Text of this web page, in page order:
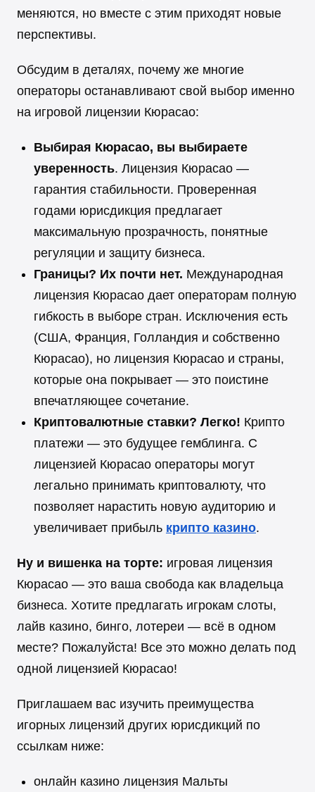
меняются, но вместе с этим приходят новые
перспективы.
Обсудим в деталях, почему же многие
операторы останавливают свой выбор именно
на игровой лицензии Кюрасао:
Выбирая Кюрасао, вы выбираете
уверенность. Лицензия Кюрасао —
гарантия стабильности. Проверенная
годами юрисдикция предлагает
максимальную прозрачность, понятные
регуляции и защиту бизнеса.
Границы? Их почти нет. Международная
лицензия Кюрасао дает операторам полную
гибкость в выборе стран. Исключения есть
(США, Франция, Голландия и собственно
Кюрасао), но лицензия Кюрасао и страны,
которые она покрывает — это поистине
впечатляющее сочетание.
Криптовалютные ставки? Легко! Крипто
платежи — это будущее гемблинга. С
лицензией Кюрасао операторы могут
легально принимать криптовалюту, что
позволяет нарастить новую аудиторию и
увеличивает прибыль крипто казино.
Ну и вишенка на торте: игровая лицензия
Кюрасао — это ваша свобода как владельца
бизнеса. Хотите предлагать игрокам слоты,
лайв казино, бинго, лотереи — всё в одном
месте? Пожалуйста! Все это можно делать под
одной лицензией Кюрасао!
Приглашаем вас изучить преимущества
игорных лицензий других юрисдикций по
ссылкам ниже:
онлайн казино лицензия Мальты